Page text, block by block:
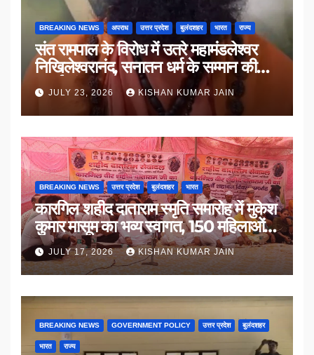
BREAKING NEWS अपराध उत्तर प्रदेश बुलंदशहर भारत राज्य
संत रामपाल के विरोध में उतरे महामंडलेश्वर
निखिलेश्वरानंद, सनातन धर्म के सम्मान की
उठाई मांग
JULY 23, 2026 KISHAN KUMAR JAIN
BREAKING NEWS उत्तर प्रदेश बुलंदशहर भारत
कारगिल शहीद दाताराम स्मृति समारोह में मुकेश
कुमार मासूम का भव्य स्वागत, 150 महिलाओं
का सम्मान
JULY 17, 2026 KISHAN KUMAR JAIN
BREAKING NEWS GOVERNMENT POLICY उत्तर प्रदेश बुलंदशहर
भारत राज्य